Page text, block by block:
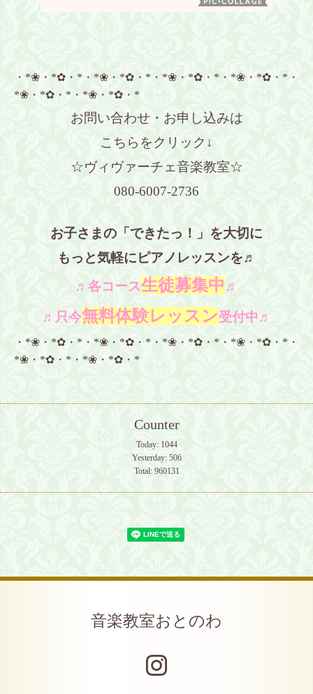
・*❀・*✿・*・*❀・*✿・*・*❀・*✿・*・*❀・*✿・*・
*❀・*✿・*・*❀・*✿・*
お問い合わせ・お申し込みは
こちらをクリック↓
☆ヴィヴァーチェ音楽教室☆
080-6007-2736
お子さまの「できたっ！」を大切に
もっと気軽にピアノレッスンを♬
♬各コース生徒募集中 ♬
♬只今無料体験レッスン受付中♬
・*❀・*✿・*・*❀・*✿・*・*❀・*✿・*・*❀・*✿・*・
*❀・*✿・*・*❀・*✿・*
Counter
Today: 1044
Yesterday: 506
Total: 960131
音楽教室おとのわ